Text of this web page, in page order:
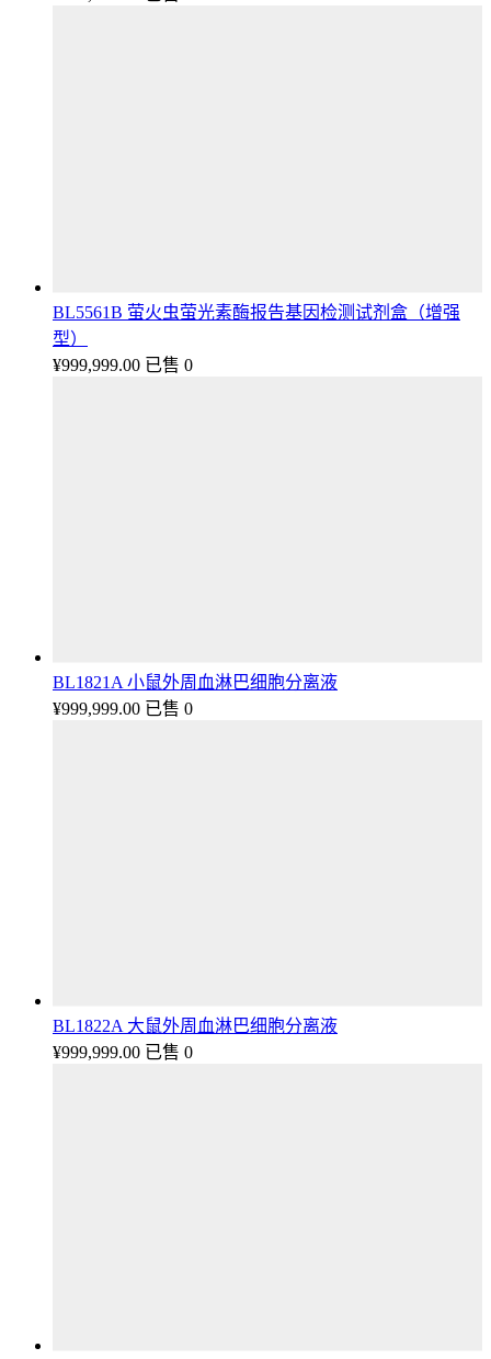
BL5561B 萤火虫萤光素酶报告基因检测试剂盒（增强
型）
¥999,999.00 已售 0
BL1821A 小鼠外周血淋巴细胞分离液
¥999,999.00 已售 0
BL1822A 大鼠外周血淋巴细胞分离液
¥999,999.00 已售 0